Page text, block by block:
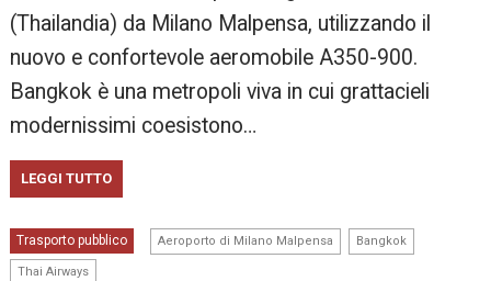
(Thailandia) da Milano Malpensa, utilizzando il
nuovo e confortevole aeromobile A350-900.
Bangkok è una metropoli viva in cui grattacieli
modernissimi coesistono…
LEGGI TUTTO
Trasporto pubblico Aeroporto di Milano Malpensa Bangkok
Thai Airways